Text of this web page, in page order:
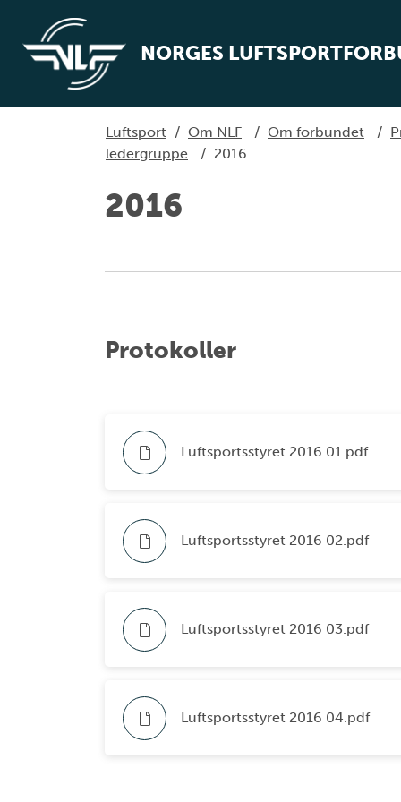
NORGES
Luftsport / Om NLF / Om forbundet /
ledergruppe
/ 2016
2016
Protokoller
Luftsportsstyret 2016 01.pdf
Luftsportsstyret 2016 02.pdf
Luftsportsstyret 2016 03.pdf
Luftsportsstyret 2016 04.pdf